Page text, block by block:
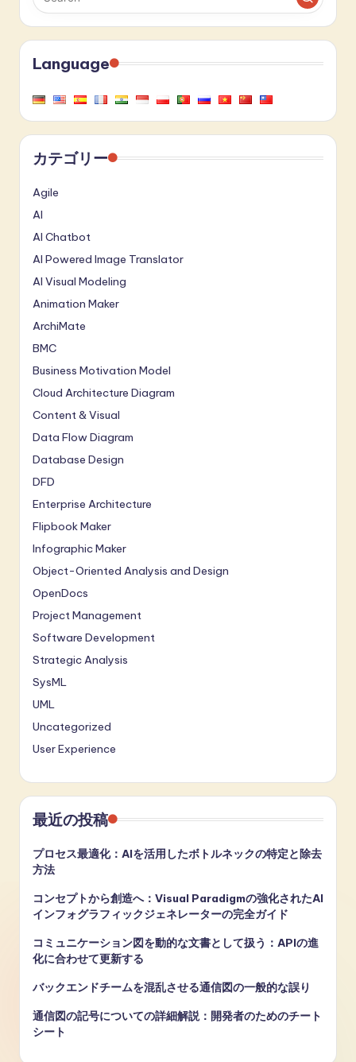
Language
カテゴリー
Agile
AI
AI Chatbot
AI Powered Image Translator
AI Visual Modeling
Animation Maker
ArchiMate
BMC
Business Motivation Model
Cloud Architecture Diagram
Content & Visual
Data Flow Diagram
Database Design
DFD
Enterprise Architecture
Flipbook Maker
Infographic Maker
Object-Oriented Analysis and Design
OpenDocs
Project Management
Software Development
Strategic Analysis
SysML
UML
Uncategorized
User Experience
最近の投稿
プロセス最適化：AIを活用したボトルネックの特定と除去
方法
コンセプトから創造へ：Visual Paradigmの強化されたAI
インフォグラフィックジェネレーターの完全ガイド
コミュニケーション図を動的な文書として扱う：APIの進
化に合わせて更新する
バックエンドチームを混乱させる通信図の一般的な誤り
通信図の記号についての詳細解説：開発者のためのチート
シート